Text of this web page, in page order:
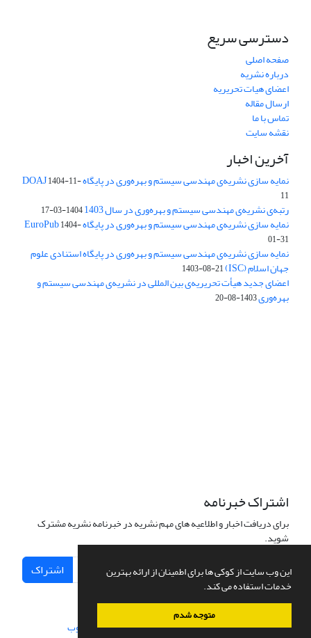
این وب سایت از کوکی ها برای اطمینان از ارائه بهترین
خدمات استفاده می کند.
متوجه شدم
دسترسی سریع
صفحه اصلی
درباره نشریه
اعضای هیات تحریریه
ارسال مقاله
تماس با ما
نقشه سایت
آخرین اخبار
نمایه سازی نشریه‌ی مهندسی سیستم و بهره‌وری در پایگاه DOAJ1404-11-
11
رتبه‌ی نشریه‌ی مهندسی سیستم و بهره‌وری در سال 1403 1404-03-17
نمایه سازی نشریه‌ی مهندسی سیستم و بهره‌وری در پایگاه EuroPub1404-
01-31
نمایه سازی نشریه‌ی مهندسی سیستم و بهره‌وری در پایگاه استنادی علوم
جهان اسلام (ISC) 1403-08-21
اعضای جدید هیأت تحریریه‌ی بین المللی در نشریه‌ی مهندسی سیستم و
بهره‌وری1403-08-20
اشتراک خبرنامه
برای دریافت اخبار و اطلاعیه های مهم نشریه در خبرنامه نشریه مشترک
شوید.
اشتراک
سامانه مدیریت نشریات علمی.طراحی و پیاده سازی از سیناوب